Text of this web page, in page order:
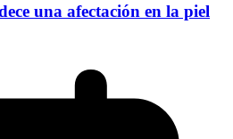
una afectación en la piel